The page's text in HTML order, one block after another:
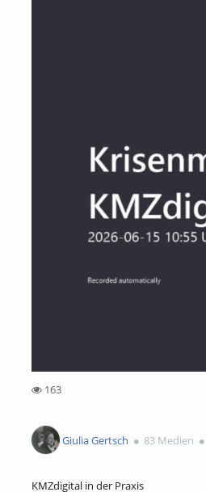
163
Giulia Gertsch 83 Medien
KMZdigital in der Praxis